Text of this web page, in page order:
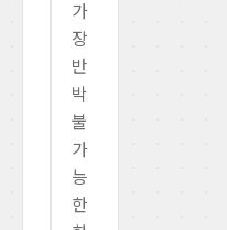
가
장
반
박
불
가
능
한